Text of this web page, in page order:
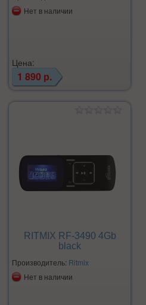
Нет в наличии
Цена:
1 890 р.
RITMIX RF-3490 4Gb
black
Производитель: Ritmix
Нет в наличии